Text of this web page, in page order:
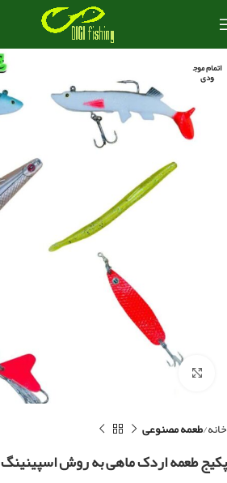
اتمام موج
ودی
بزرگنمایی تصویر
خانه طعمه مصنوعی
پکیج طعمه اردک ماهی به روش اسپینینگ